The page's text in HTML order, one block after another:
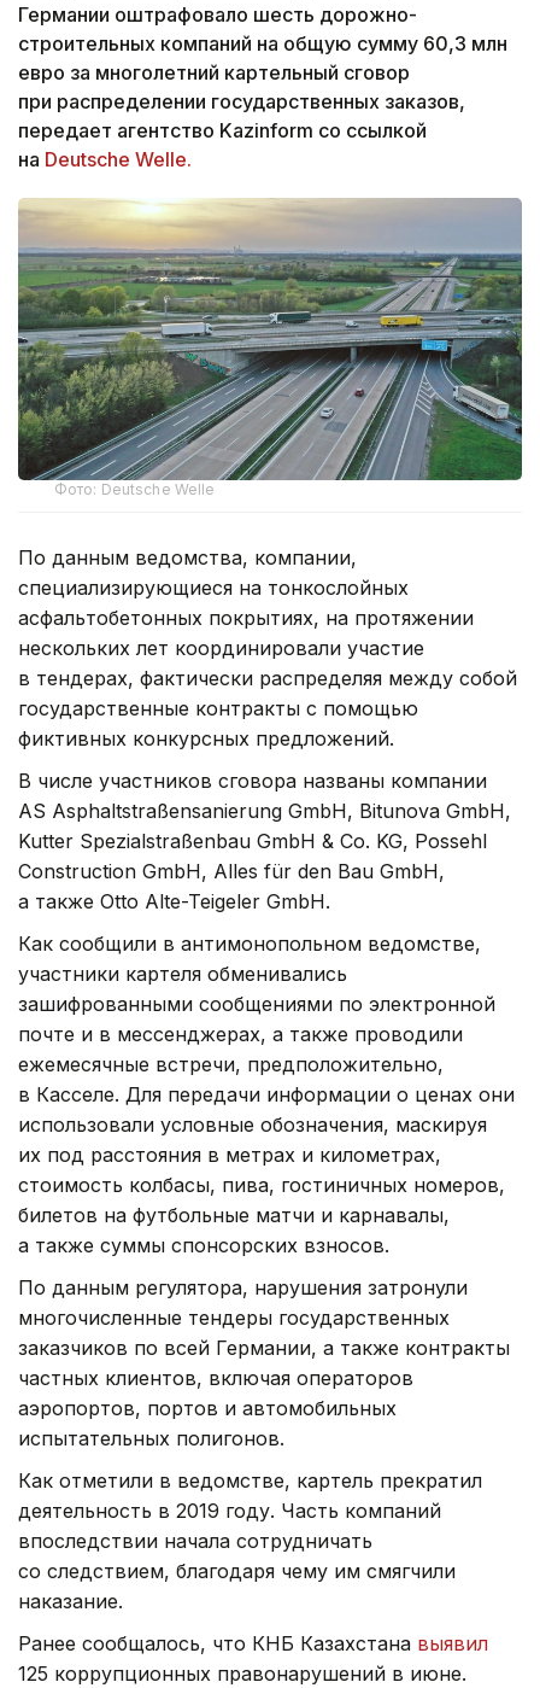
Германии оштрафовало шесть дорожно-
строительных компаний на общую сумму 60,3 млн
евро за многолетний картельный сговор
при распределении государственных заказов,
передает агентство Kazinform со ссылкой
на Deutsche Welle.
Фото: Deutsche Welle
По данным ведомства, компании,
специализирующиеся на тонкослойных
асфальтобетонных покрытиях, на протяжении
нескольких лет координировали участие
в тендерах, фактически распределяя между собой
государственные контракты с помощью
фиктивных конкурсных предложений.
В числе участников сговора названы компании
AS Asphaltstraßensanierung GmbH, Bitunova GmbH,
Kutter Spezialstraßenbau GmbH & Co. KG, Possehl
Construction GmbH, Alles für den Bau GmbH,
а также Otto Alte-Teigeler GmbH.
Как сообщили в антимонопольном ведомстве,
участники картеля обменивались
зашифрованными сообщениями по электронной
почте и в мессенджерах, а также проводили
ежемесячные встречи, предположительно,
в Касселе. Для передачи информации о ценах они
использовали условные обозначения, маскируя
их под расстояния в метрах и километрах,
стоимость колбасы, пива, гостиничных номеров,
билетов на футбольные матчи и карнавалы,
а также суммы спонсорских взносов.
По данным регулятора, нарушения затронули
многочисленные тендеры государственных
заказчиков по всей Германии, а также контракты
частных клиентов, включая операторов
аэропортов, портов и автомобильных
испытательных полигонов.
Как отметили в ведомстве, картель прекратил
деятельность в 2019 году. Часть компаний
впоследствии начала сотрудничать
со следствием, благодаря чему им смягчили
наказание.
Ранее сообщалось, что КНБ Казахстана выявил
125 коррупционных правонарушений в июне.